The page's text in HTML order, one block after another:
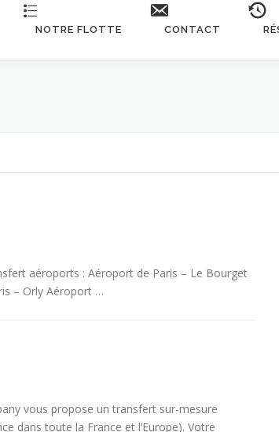
NOTRE FLOTTE CONTACT
aéroports : Aéroport de Paris – Le Bourget
– Orly Aéroport …
vous propose un transfert sur-mesure
dans toute la France et l’Europe). Votre